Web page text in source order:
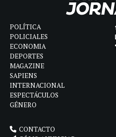
POLÍTICA
POLICIALES
ECONOMIA
DEPORTES
MAGAZINE
SAPIENS
INTERNACIONAL
ESPECTÁCULOS
GÉNERO
CONTACTO